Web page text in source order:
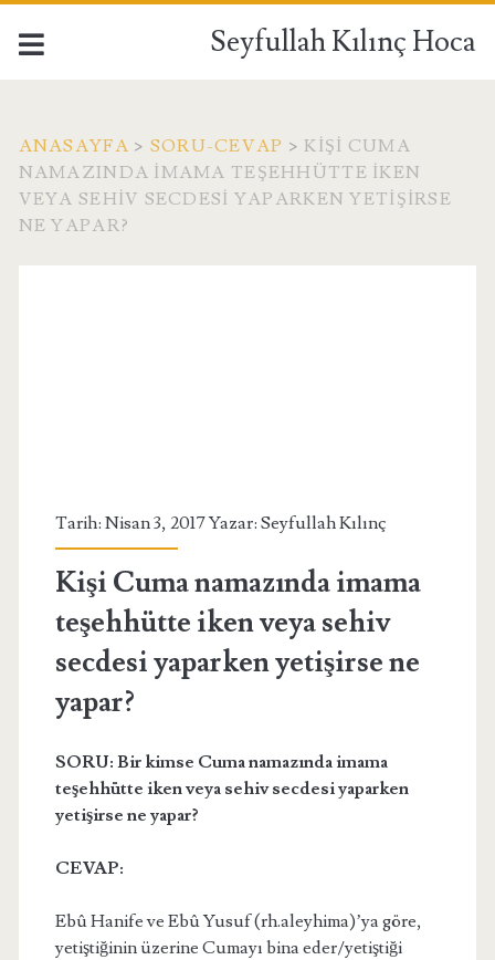
Seyfullah Kılınç Hoca
ANASAYFA > SORU-CEVAP > KIŞI CUMA
NAMAZINDA IMAMA TEŞEHHÜTTE IKEN
VEYA SEHIV SECDESI YAPARKEN YETIŞIRSE
NE YAPAR?
Tarih: Nisan 3, 2017 Yazar: Seyfullah Kılınç
Kişi Cuma namazında imama
teşehhütte iken veya sehiv
secdesi yaparken yetişirse ne
yapar?
SORU: Bir kimse Cuma namazında imama
teşehhütte iken veya sehiv secdesi yaparken
yetişirse ne yapar?
CEVAP:
Ebû Hanife ve Ebû Yusuf (rh.aleyhima)’ya göre,
yetiştiğinin üzerine Cumayı bina eder/yetiştiği